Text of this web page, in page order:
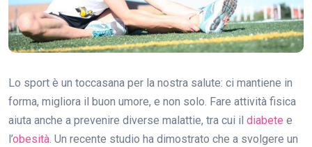
Lo sport è un toccasana per la nostra salute: ci mantiene in
forma, migliora il buon umore, e non solo. Fare attività fisica
aiuta anche a prevenire diverse malattie, tra cui il diabete e
l’obesità. Un recente studio ha dimostrato che a svolgere un